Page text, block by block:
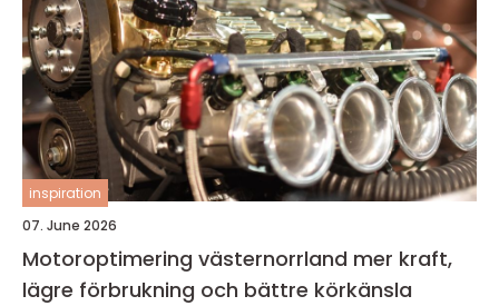
inspiration
07. June 2026
Motoroptimering västernorrland mer kraft,
lägre förbrukning och bättre körkänsla